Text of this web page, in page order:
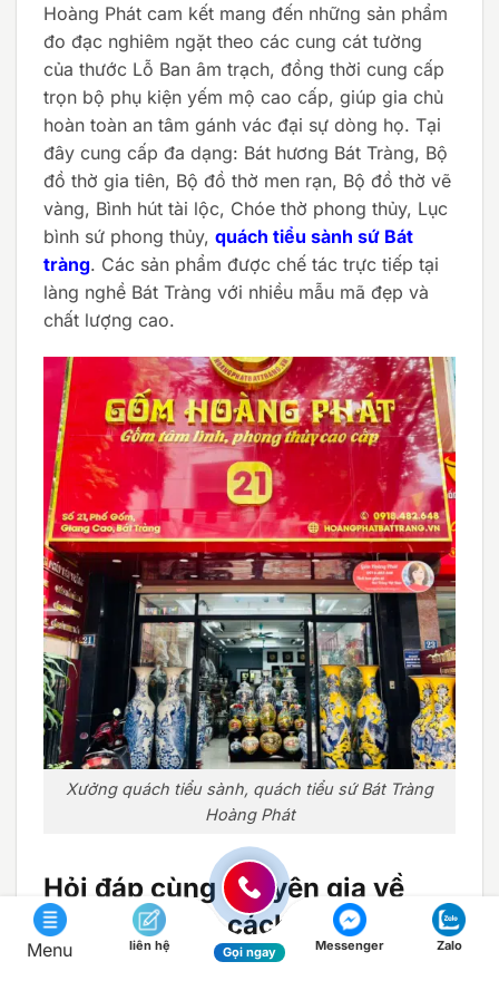
Hoàng Phát cam kết mang đến những sản phẩm
đo đạc nghiêm ngặt theo các cung cát tường
của thước Lỗ Ban âm trạch, đồng thời cung cấp
trọn bộ phụ kiện yếm mộ cao cấp, giúp gia chủ
hoàn toàn an tâm gánh vác đại sự dòng họ. Tại
đây cung cấp đa dạng: Bát hương Bát Tràng, Bộ
đồ thờ gia tiên, Bộ đồ thờ men rạn, Bộ đồ thờ vẽ
vàng, Bình hút tài lộc, Chóe thờ phong thủy, Lục
bình sứ phong thủy, quách tiểu sành sứ Bát
tràng. Các sản phẩm được chế tác trực tiếp tại
làng nghề Bát Tràng với nhiều mẫu mã đẹp và
chất lượng cao.
Xưởng quách tiểu sành, quách tiểu sứ Bát Tràng
Hoàng Phát
Hỏi đáp cùng chuyên gia về
kích thước và cách xây mộ tròn
Để giúp quý dòng họ giải đáp những thắc mắc
Menu liên hệ Gọi ngay Messenger Zalo